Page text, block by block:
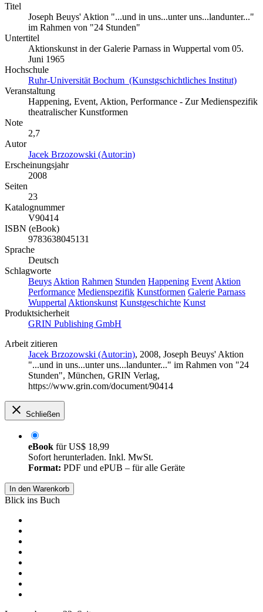
Titel
Joseph Beuys' Aktion "...und in uns...unter uns...landunter..."
im Rahmen von "24 Stunden"
Untertitel
Aktionskunst in der Galerie Parnass in Wuppertal vom 05.
Juni 1965
Hochschule
Ruhr-Universität Bochum (Kunstgschichtliches Institut)
Veranstaltung
Happening, Event, Aktion, Performance - Zur Medienspezifik
theatralischer Kunstformen
Note
2,7
Autor
Jacek Brzozowski (Autor:in)
Erscheinungsjahr
2008
Seiten
23
Katalognummer
V90414
ISBN (eBook)
9783638045131
Sprache
Deutsch
Schlagworte
Beuys Aktion Rahmen Stunden Happening Event Aktion
Performance Medienspezifik Kunstformen Galerie Parnass
Wuppertal Aktionskunst Kunstgeschichte Kunst
Produktsicherheit
GRIN Publishing GmbH
Arbeit zitieren
Jacek Brzozowski (Autor:in), 2008, Joseph Beuys' Aktion
"...und in uns...unter uns...landunter..." im Rahmen von "24
Stunden", München, GRIN Verlag,
https://www.grin.com/document/90414
Schließen
eBook fürUS$ 18,99
Sofort herunterladen. Inkl. MwSt.
Format: PDF und ePUB – für alle Geräte
In den Warenkorb
Blick ins Buch